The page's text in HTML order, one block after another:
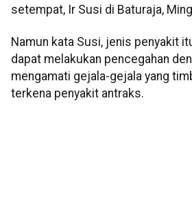
setempat, Ir Susi di Baturaja,
Namun kata Susi, jenis penyakit
dapat melakukan pencegahan
mengamati gejala-gejala yang
terkena penyakit antraks.